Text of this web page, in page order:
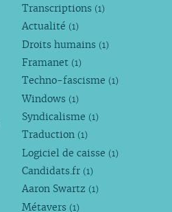
Transcriptions (1)
Actualité (1)
Droits humains (1)
Framanet (1)
Techno-fascisme (1)
Windows (1)
Syndicalisme (1)
Traduction (1)
Logiciel de caisse (1)
Candidats.fr (1)
Aaron Swartz (1)
Métavers (1)